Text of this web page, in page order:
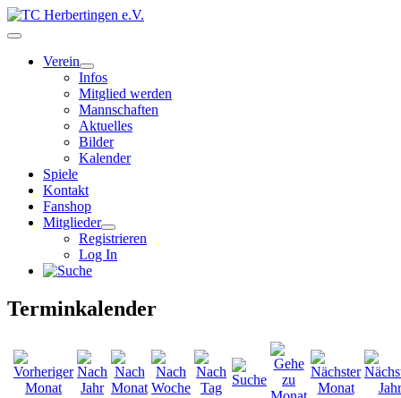
Verein
Infos
Mitglied werden
Mannschaften
Aktuelles
Bilder
Kalender
Spiele
Kontakt
Fanshop
Mitglieder
Registrieren
Log In
Terminkalender